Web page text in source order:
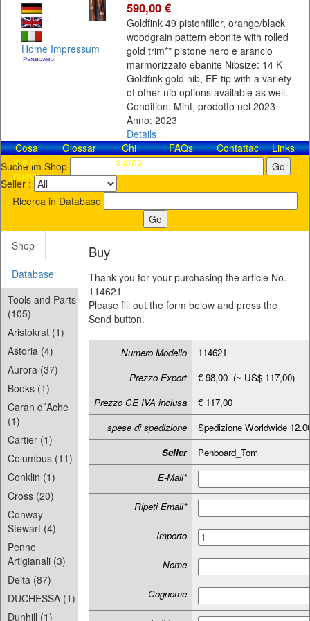
Home Impressum
590,00 €
Goldfink 49 pistonfiller, orange/black
woodgrain pattern ebonite with rolled
gold trim** pistone nero e arancio
marmorizzato ebanite Nibsize: 14 K
Goldfink gold nib, EF tip with a variety
of other nib options available as well.
Condition: Mint, prodotto nel 2023
Anno: 2023
Details
Cosa
c'è di
nuovo
Glossar
Chi
siamo
FAQs Contattaci! Links
Suche im Shop
Seller :
Ricerca in Database
Shop
Database
Tools and Parts
(105)
Aristokrat (1)
Astoria (4)
Aurora (37)
Books (1)
Caran d´Ache
(1)
Cartier (1)
Columbus (11)
Conklin (1)
Cross (20)
Conway
Stewart (4)
Penne
Artigianali (3)
Delta (87)
DUCHESSA (1)
Dunhill (1)
Buy
Thank you for your purchasing the article No.
114621
Please fill out the form below and press the
Send button.
Numero Modello
114621
Prezzo Export
€ 98,00 (~ US$ 117,00)
Prezzo CE IVA inclusa
€ 117,00
spese di spedizione
Spedizione Worldwide
Seller
Penboard_Tom
E-Mail*
Ripeti Email*
Importo
Nome
Cognome